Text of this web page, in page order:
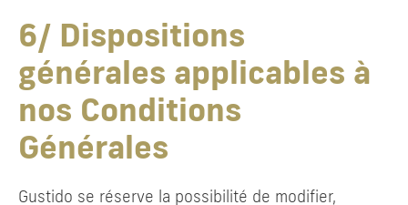
6/ Dispositions
générales applicables à
nos Conditions
Générales
Gustido se réserve la possibilité de modifier,